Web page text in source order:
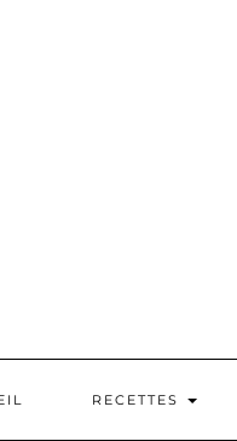
RECETTES